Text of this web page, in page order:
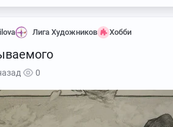
Лига Художников Хобби
0